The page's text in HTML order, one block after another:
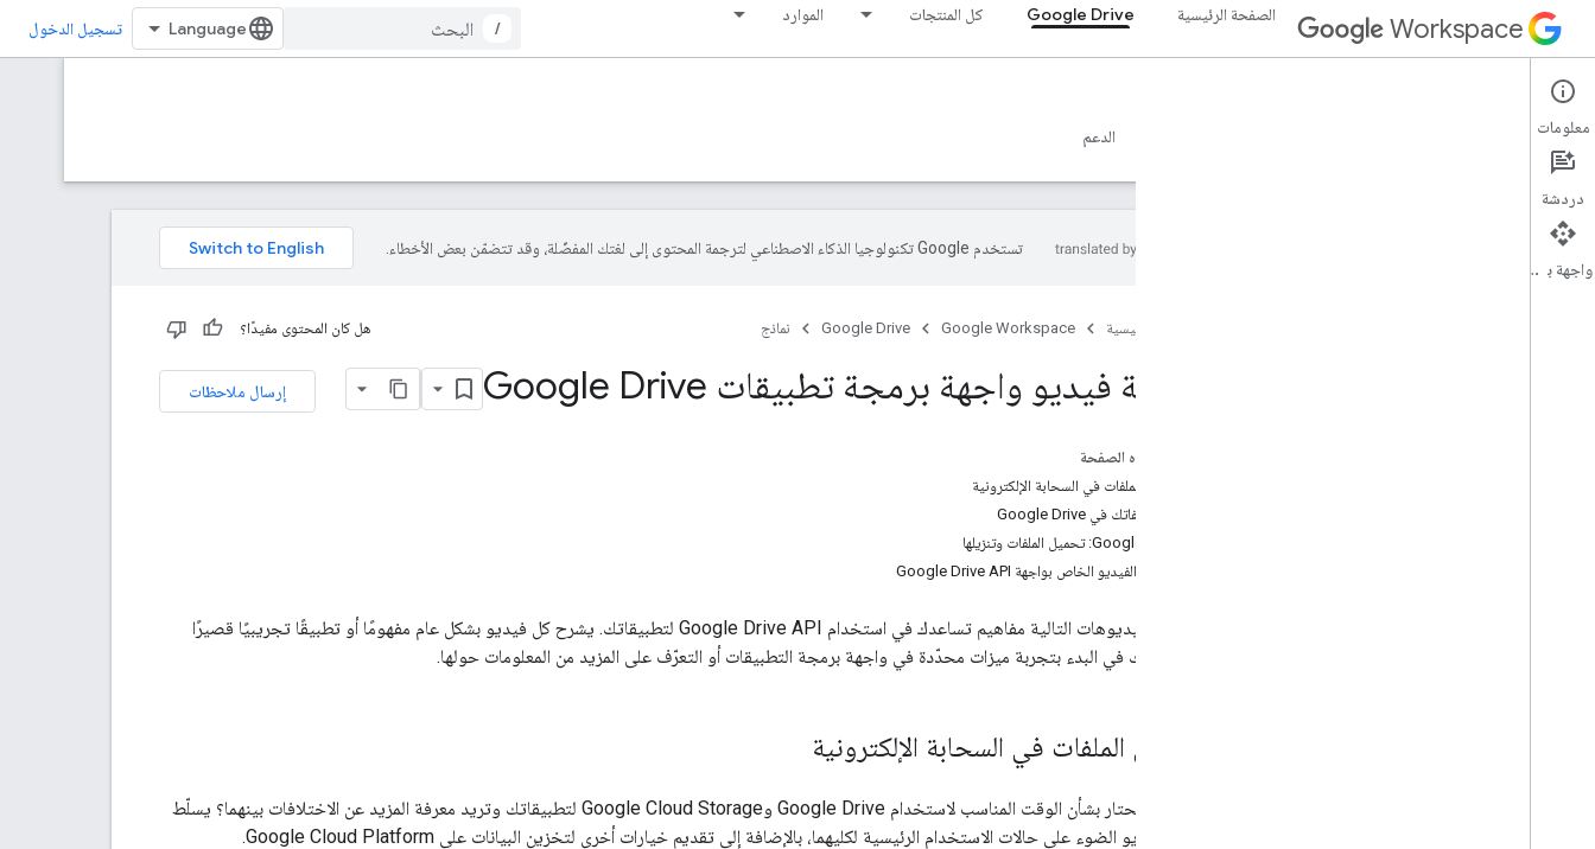
Workspace الصفحة الرئيسية Google Drive كل المنتجات الموارد
/ تسجيل الدخول
Google Drive
نظرة عامة الدعم
تستخدم Google تكنولوجيا الذكاء الاصطناعي لترجمة المحتوى إلى لغتك المفضّلة، وقد تتضمّن بعض الأخطاء.
الصفحة الرئيسية Google Workspace
Google Drive نماذج هل كان المحتوى مفيدًا؟
إرسال ملاحظات مكتبة فيديو واجهة برمجة تطبيقات Google Drive
على هذه الصفحة
تخزين الملفات في السحابة الإلكترونية
إدراج ملفاتك في Google Drive
‫Google Drive: تحميل الملفات وتنزيلها
أرشيف الفيديو الخاص بواجهة Google Drive API
تشرح الفيديوهات التالية مفاهيم تساعدك في استخدام Google Drive API لتطبيقاتك. يشرح كل فيديو بشكل عام مفهومًا أو تطبيقًا تجريبيًا قصيرًا
لمساعدتك في البدء بتجربة ميزات محدّدة في واجهة برمجة التطبيقات أو التعرّف على المزيد من المعلومات حولها.
تخزين الملفات في السحابة الإلكترونية
هل أنت محتار بشأن الوقت المناسب لاستخدام Google Drive وGoogle Cloud Storage لتطبيقاتك وتريد معرفة المزيد عن الاختلافات بينهما؟ يسلّط
هذا الفيديو الضوء على حالات الاستخدام الرئيسية لكليهما، بالإضافة إلى تقديم خيارات أخرى لتخزين البيانات على Google Cloud Platform.
معلومات
دردشة
واجهة برمجة التطبيقات